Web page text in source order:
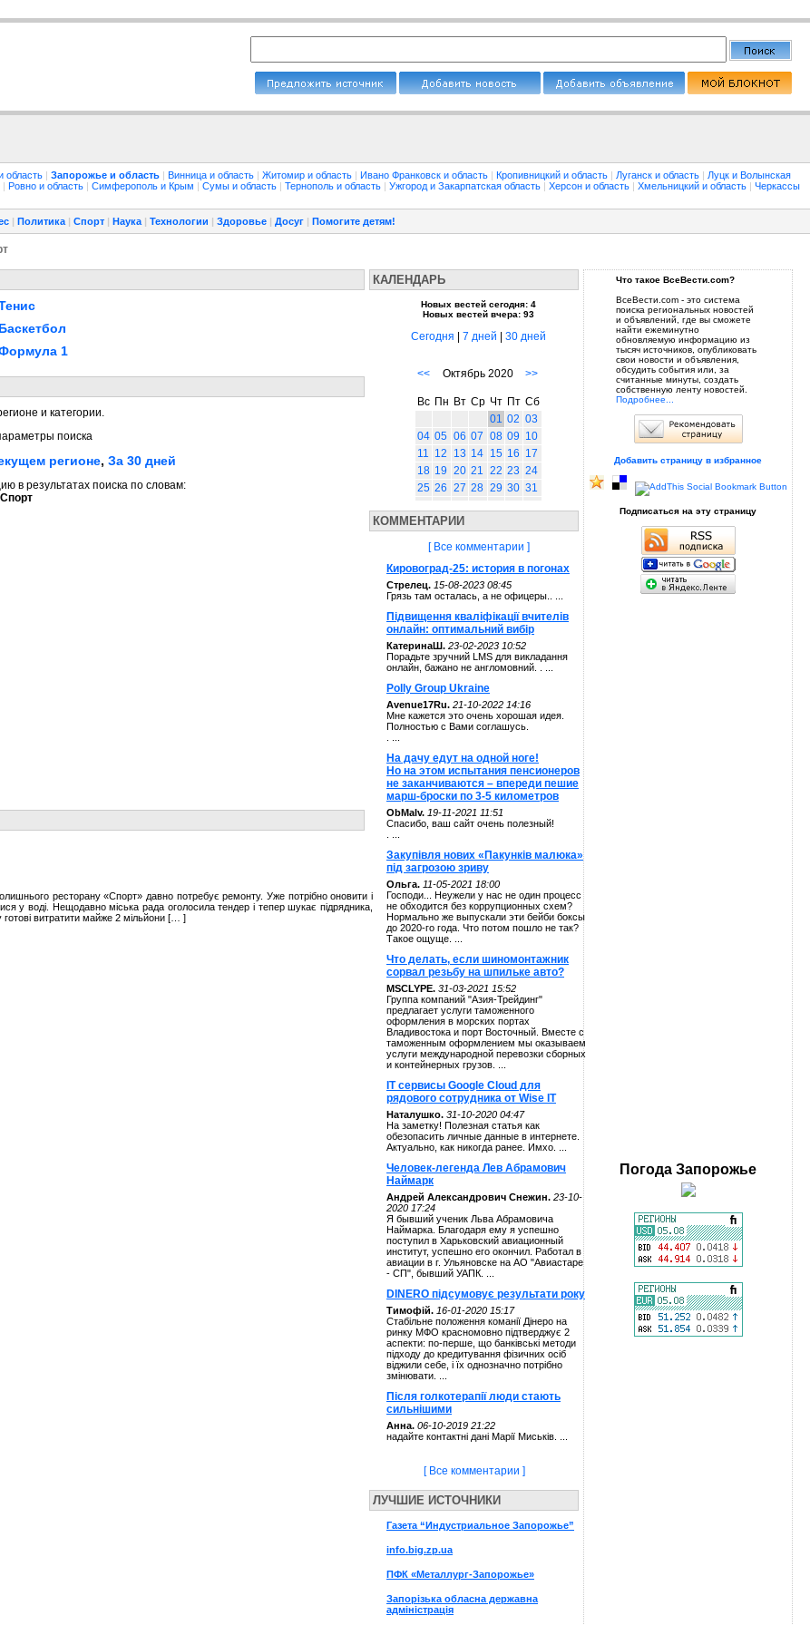
область | Запорожье и область | Винница и область | Житомир и область | Ивано Франковск и область | Кропивницкий и область | Луганск и область | Луцк и Волынская
| Ровно и область | Симферополь и Крым | Сумы и область | Тернополь и область | Ужгород и Закарпатская область | Херсон и область | Хмельницкий и область | Черкассы
| Политика | Спорт | Наука | Технологии | Здоровье | Досуг | Помогите детям!
Баскетбол
1
и категории.
поиска
регионе, За 30 дней
в результатах поиска по словам:
ресторану «Спорт» давно потребує ремонту. Уже потрібно оновити і
у воді. Нещодавно міська рада оголосила тендер і тепер шукає підрядника,
готові витратити майже 2 мільйони [… ]
КАЛЕНДАРЬ
Новых вестей сегодня: 4
Новых вестей вчера: 93
Сегодня 7 дней 30 дней
<< Октябрь 2020 >>
Вс Пн Вт Ср Чт Пт Сб
01 02 03
04 05 06 07 08 09 10
11 12 13 14 15 16 17
18 19 20 21 22 23 24
25 26 27 28 29 30 31
КОММЕНТАРИИ
[ Все комментарии ]
Кировоград-25: история в погонах
Стрелец. 15-08-2023 08:45
Грязь там осталась, а не офицеры.. ...
Підвищення кваліфікації вчителів
онлайн: оптимальний вибір
КатеринаШ. 23-02-2023 10:52
Порадьте зручний LMS для викладання
онлайн, бажано не англомовний. . ...
Polly Group Ukraine
Avenue17Ru. 21-10-2022 14:16
Мне кажется это очень хорошая идея.
Полностью с Вами соглашусь.
На дачу едут на одной ноге!
Но на этом испытания пенсионеров
не заканчиваются – впереди пешие
марш-броски по 3-5 километров
ОbMalv. 19-11-2021 11:51
Спасибо, ваш сайт очень полезный!
Закупівля нових «Пакунків малюка»
під загрозою зриву
Ольга. 11-05-2021 18:00
Господи... Неужели у нас не один процесс
не обходится без коррупционных схем?
Нормально же выпускали эти бейби боксы
до 2020-го года. Что потом пошло не так?
Такое ощуще. ...
Что делать, если шиномонтажник
сорвал резьбу на шпильке авто?
MSCLYPE. 31-03-2021 15:52
Группа компаний "Азия-Трейдинг"
предлагает услуги таможенного
оформления в морских портах
Владивостока и порт Восточный. Вместе с
таможенным оформлением мы оказываем
услуги международной перевозки сборных
и контейнерных грузов. ...
IT сервисы Google Cloud для
рядового сотрудника от Wise IT
Наталушко. 31-10-2020 04:47
На заметку! Полезная статья как
обезопасить личные данные в интернете.
Актуально, как никогда ранее. Имхо. ...
Человек-легенда Лев Абрамович
Наймарк
Андрей Александрович Снежин. 23-10-
2020 17:24
Я бывший ученик Льва Абрамовича
Наймарка. Благодаря ему я успешно
поступил в Харьковский авиационный
институт, успешно его окончил. Работал в
авиации в г. Ульяновске на АО "Авиастаре
- СП", бывший УАПК. ...
DINERO підсумовує результати року
Тимофій. 16-01-2020 15:17
Стабільне положення команії Дінеро на
ринку МФО красномовно підтверджує 2
аспекти: по-перше, що банківські методи
підходу до кредитування фізичних осіб
віджили себе, і їх однозначно потрібно
змінювати. ...
Після голкотерапії люди стають
сильнішими
Анна. 06-10-2019 21:22
надайте контактні дані Марії Миськів. ...
[ Все комментарии ]
ЛУЧШИЕ ИСТОЧНИКИ
Газета “Индустриальное Запорожье”
info.big.zp.ua
ПФК «Металлург-Запорожье»
Запорізька обласна державна
адміністрація
Что такое ВсеВести.com?
ВсеВести.com - это система
поиска региональных новостей
и объявлений, где вы сможете
найти ежеминутно
обновляемую информацию из
тысяч источников, опубликовать
свои новости и объявления,
обсудить события или, за
считанные минуты, создать
собственную ленту новостей.
Подробнее...
Добавить страницу в избранное
Подписаться на эту страницу
Погода Запорожье